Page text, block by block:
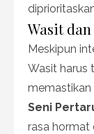
Wasit
Meskipun
Wasit harus
memastikan
Seni
rasa hormat